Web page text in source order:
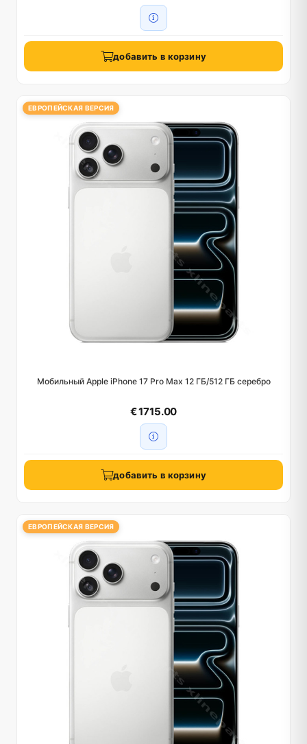
добавить в корзину
ЕВРОПЕЙСКАЯ ВЕРСИЯ
Мобильный Apple iPhone 17 Pro Max 12 ГБ/512 ГБ серебро
€ 1715.00
добавить в корзину
ЕВРОПЕЙСКАЯ ВЕРСИЯ